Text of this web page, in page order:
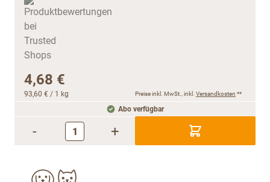
4,68 €
93,60 € / 1 kg Preise inkl. MwSt., inkl. Versandkosten **
Abo verfügbar
- +